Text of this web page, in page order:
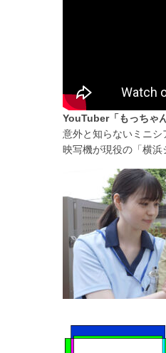
YouTuber「もっちゃ
意外と知らないミニ
映写機が現役の「横浜